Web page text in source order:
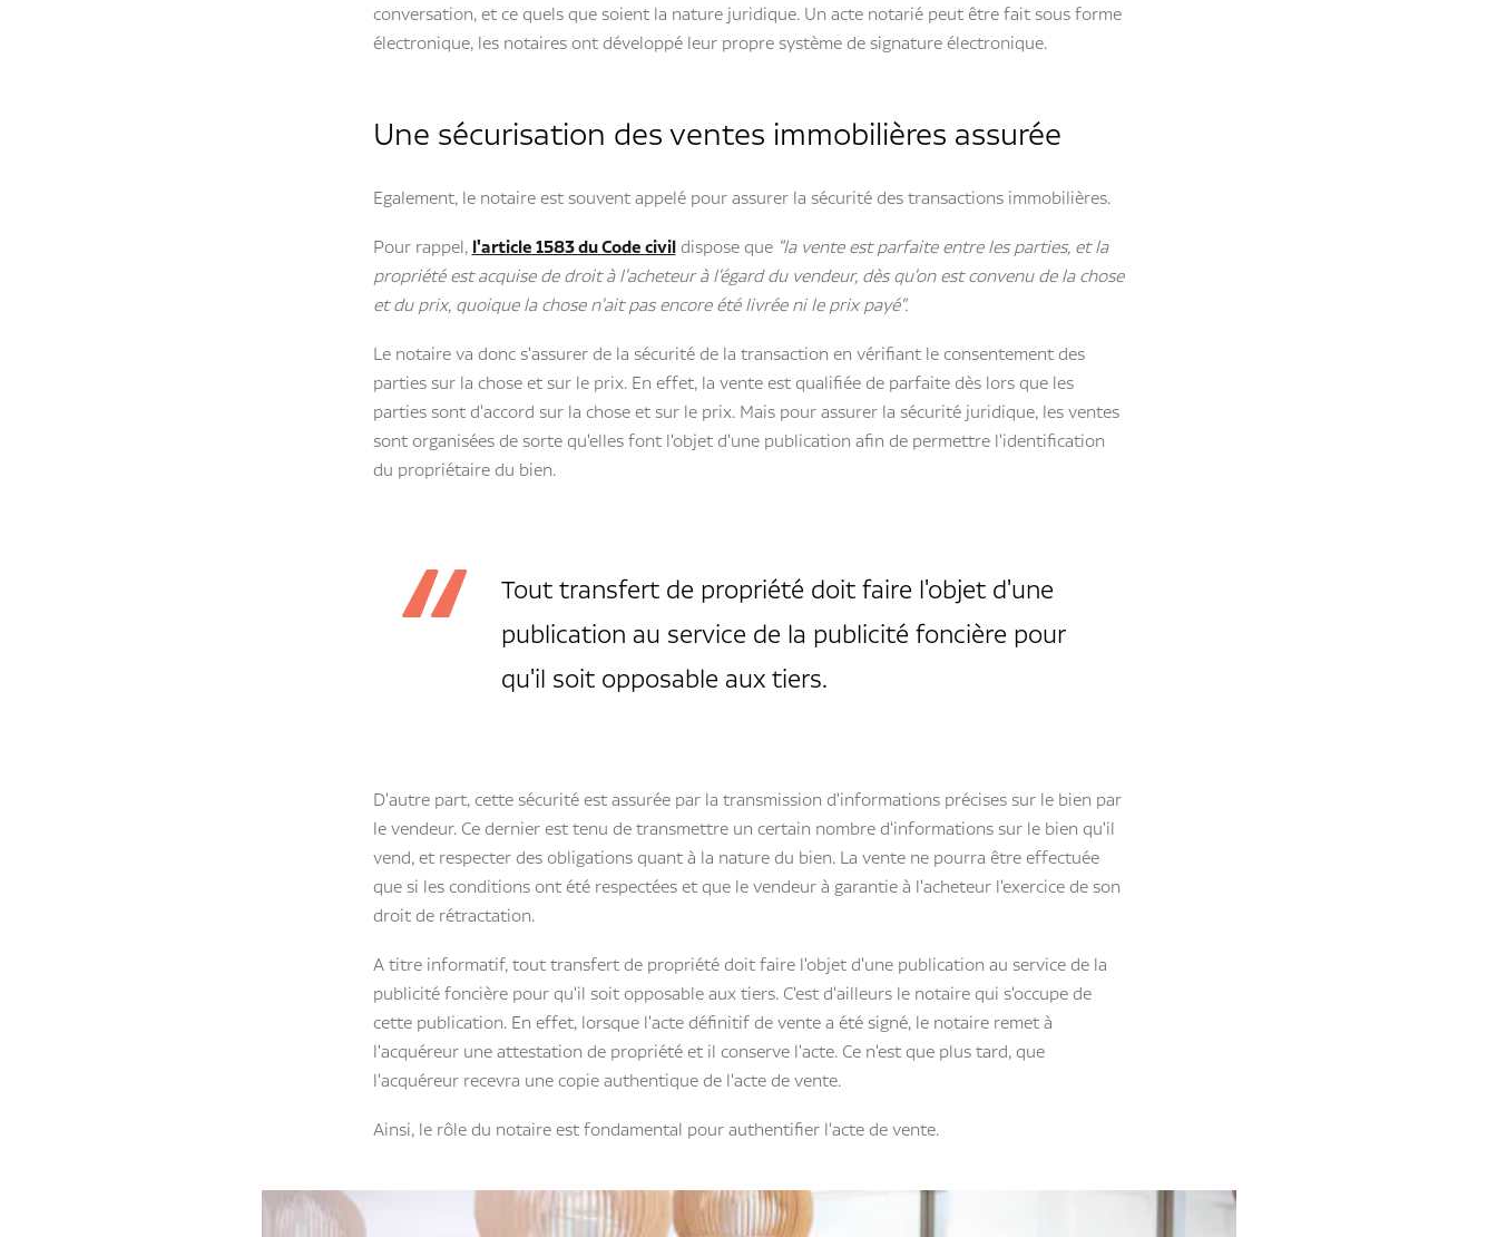
conversation, et ce quels que soient la nature juridique. Un acte notarié peut être fait sous forme
électronique, les notaires ont développé leur propre système de signature électronique.
Une sécurisation des ventes immobilières assurée
Egalement, le notaire est souvent appelé pour assurer la sécurité des transactions immobilières.
Pour rappel,l'article 1583 du Code civildispose que "la vente est parfaite entre les parties, et la
propriété est acquise de droit à l'acheteur à l'égard du vendeur, dès qu'on est convenu de la chose
et du prix, quoique la chose n'ait pas encore été livrée ni le prix payé".
Le notaire va donc s'assurer de la sécurité de la transaction en vérifiant le consentement des
parties sur la chose et sur le prix. En effet, la vente est qualifiée de parfaite dès lors que les
parties sont d'accord sur la chose et sur le prix. Mais pour assurer la sécurité juridique, les ventes
sont organisées de sorte qu'elles font l'objet d'une publication afin de permettre l'identification
du propriétaire du bien.
Tout transfert de propriété doit faire l'objet d'une
publication au service de la publicité foncière pour
qu'il soit opposable aux tiers.
D'autre part, cette sécurité est assurée par la transmission d'informations précises sur le bien par
le vendeur. Ce dernier est tenu de transmettre un certain nombre d'informations sur le bien qu'il
vend, et respecter des obligations quant à la nature du bien. La vente ne pourra être effectuée
que si les conditions ont été respectées et que le vendeur à garantie à l'acheteur l'exercice de son
droit de rétractation.
A titre informatif, tout transfert de propriété doit faire l'objet d'une publication au service de la
publicité foncière pour qu'il soit opposable aux tiers. C'est d'ailleurs le notaire qui s'occupe de
cette publication. En effet, lorsque l'acte définitif de vente a été signé, le notaire remet à
l'acquéreur une attestation de propriété et il conserve l'acte. Ce n'est que plus tard, que
l'acquéreur recevra une copie authentique de l'acte de vente.
Ainsi, le rôle du notaire est fondamental pour authentifier l'acte de vente.